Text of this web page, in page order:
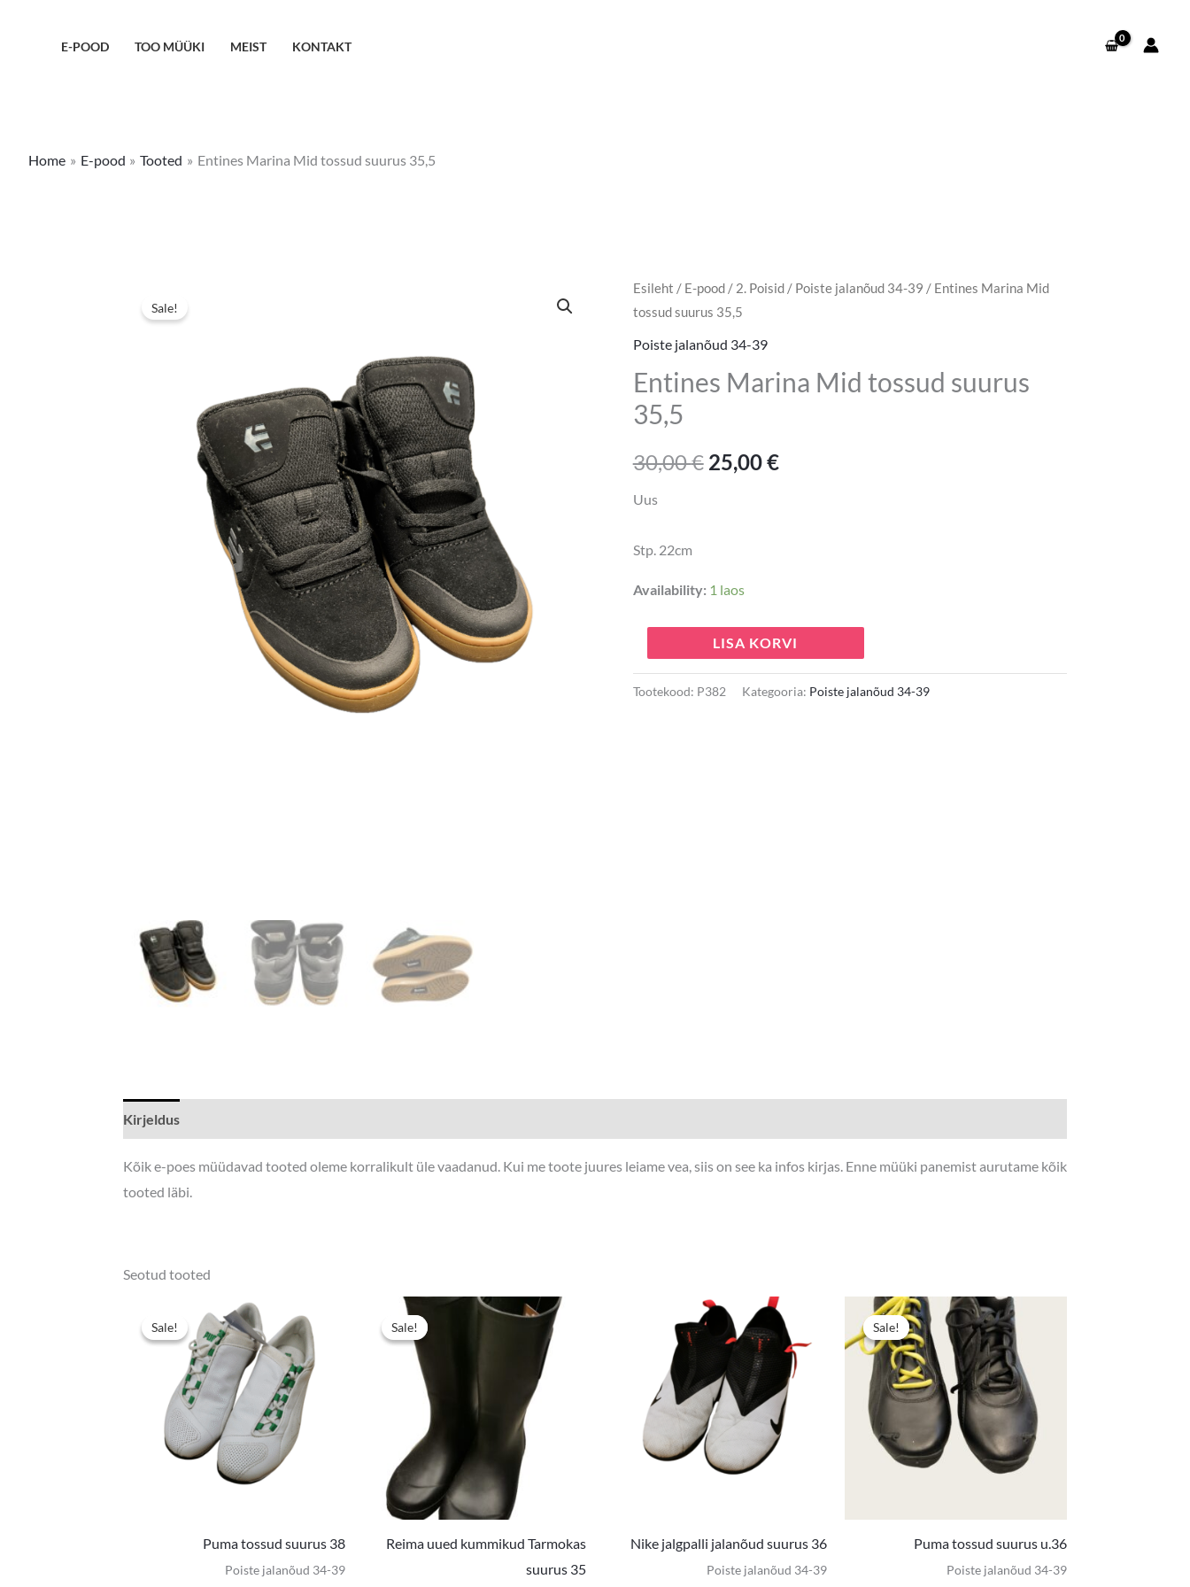
E-POOD TOO MÜÜKI MEIST KONTAKT
Home E-pood Tooted Entines Marina Mid tossud suurus 35,5
Sale!
Esileht / E-pood/ 2. Poisid/ Poiste jalanõud 34-39 / Entines Marina Mid
tossud suurus 35,5
Poiste jalanõud 34-39
Entines Marina Mid tossud suurus
35,5
30,00€
Algne
hind
oli:
25,00€
Praegune
on:
Uus
Stp. 22cm
Availability: 1 laos
Entines
Marina
Mid
suurus
35,5
LISA KORVI
Tootekood: P382 Kategooria: Poiste jalanõud 34-39
Kirjeldus
Kõik e-poes müüdavad tooted oleme korralikult üle vaadanud. Kui me toote juures leiame vea, siis on see ka infos kirjas. Enne müüki panemist aurutame kõik
tooted läbi.
Seotud tooted
Sale!
Sale!
Puma tossud suurus 38
Poiste jalanõud 34-39
oli:
12,00 €.
Sale!
Sale!
Reima uued kummikud Tarmokas
suurus 35
Algne
hind
oli:
16,99 €.
Nike jalgpalli jalanõud suurus 36
Poiste jalanõud 34-39
Sale!
Sale!
Puma tossud suurus u.36
Poiste jalanõud 34-39